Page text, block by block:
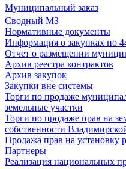
Муниципальный заказ
Сводный МЗ
Нормативные документы
Информация о закупках по
Отчет о размещении
Архив реестра контрактов
Архив закупок
Закупки вне системы
Торги по продаже
земельные участки
Торги по продаже прав на
собственности
Продажа прав на установку
Партнеры
Реализация национальных